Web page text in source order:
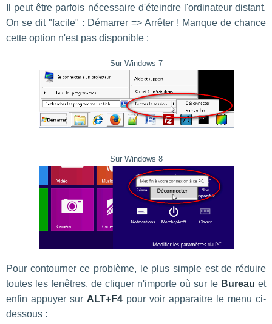
Il peut être parfois nécessaire d'éteindre l'ordinateur distant.
On se dit "facile" : Démarrer => Arrêter ! Manque de chance
cette option n'est pas disponible :
Sur Windows 7
Sur Windows 8
Pour contourner ce problème, le plus simple est de réduire
toutes les fenêtres, de cliquer n'importe où sur le Bureau et
enfin appuyer sur ALT+F4 pour voir apparaitre le menu ci-
dessous :